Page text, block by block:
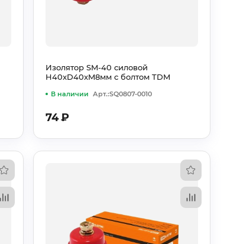
Арт.:SQ0807-0010
В наличии
Изолятор SM-40 силовой
H40xD40xM8мм с болтом TDM
74₽